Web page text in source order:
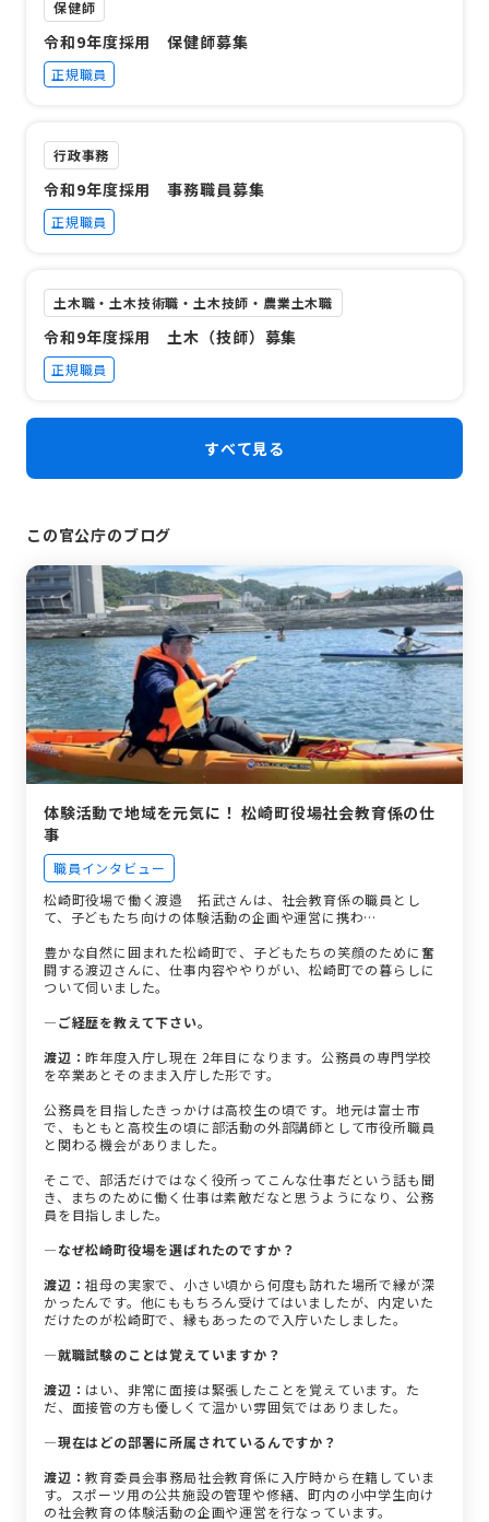
保健師
令和9年度採用 保健師募集
正規職員
行政事務
令和9年度採用 事務職員募集
正規職員
土木職・土木技術職・土木技師・農業土木職
令和9年度採用 土木（技師）募集
正規職員
すべて見る
この官公庁のブログ
体験活動で地域を元気に！ 松崎町役場社会教育係の仕
事
職員インタビュー
松崎町役場で働く渡邉 拓武さんは、社会教育係の職員とし
て、子どもたち向けの体験活動の企画や運営に携わ…
豊かな自然に囲まれた松崎町で、子どもたちの笑顔のために奮
闘する渡辺さんに、仕事内容ややりがい、松崎町での暮らしに
ついて伺いました。
―ご経歴を教えて下さい。
渡辺：昨年度入庁し現在 2年目になります。公務員の専門学校
を卒業あとそのまま入庁した形です。
公務員を目指したきっかけは高校生の頃です。地元は富士市
で、もともと高校生の頃に部活動の外部講師として市役所職員
と関わる機会がありました。
そこで、部活だけではなく役所ってこんな仕事だという話も聞
き、まちのために働く仕事は素敵だなと思うようになり、公務
員を目指しました。
―なぜ松崎町役場を選ばれたのですか？
渡辺：祖母の実家で、小さい頃から何度も訪れた場所で縁が深
かったんです。他にももちろん受けてはいましたが、内定いた
だけたのが松崎町で、縁もあったので入庁いたしました。
―就職試験のことは覚えていますか？
渡辺： はい、非常に面接は緊張したことを覚えています。た
だ、面接管の方も優しくて温かい雰囲気ではありました。
―現在はどの部署に所属されているんですか？
渡辺：教育委員会事務局社会教育係に入庁時から在籍していま
す。スポーツ用の公共施設の管理や修繕、町内の小中学生向け
の社会教育の体験活動の企画や運営を行なっています。